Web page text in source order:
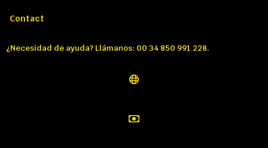
Contact
¿Necesidad de ayuda? Llámanos: 00 34 850 991 228.